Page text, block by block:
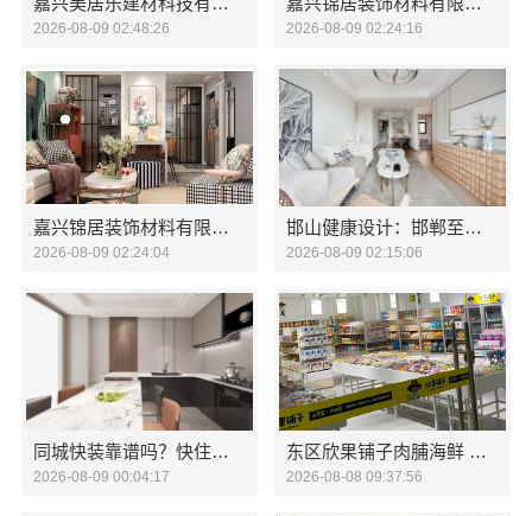
2026-08-09 02:48:26 2026-08-09 02:24:16
嘉兴锦居装饰材料有限公司，秀洲区新房家装推荐品牌
2026-08-09 02:24:04
邯山健康设计：邯郸至臻全宅新材料有限公司打造无醛生活
2026-08-09 02:15:06
同城快装靠谱吗？快住快装省心省力更省心
2026-08-09 00:04:17
东区欣果铺子肉脯海鲜 每天都会光顾这家店
2026-08-08 09:37:56